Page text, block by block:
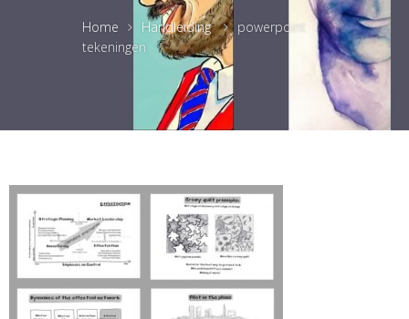
Home Handleiding
powerpoint
tekeningen